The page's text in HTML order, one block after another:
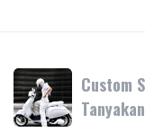
Custom
Super
white
Custom